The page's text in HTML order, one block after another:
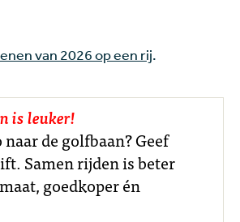
van 2026 op een rij.
is leuker!
de golfbaan? Geef
Samen rijden is beter
goedkoper én